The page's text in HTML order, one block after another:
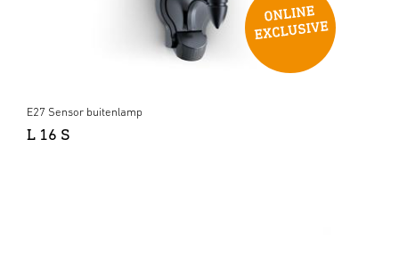
E27 Sensor buitenlamp
L 16 S